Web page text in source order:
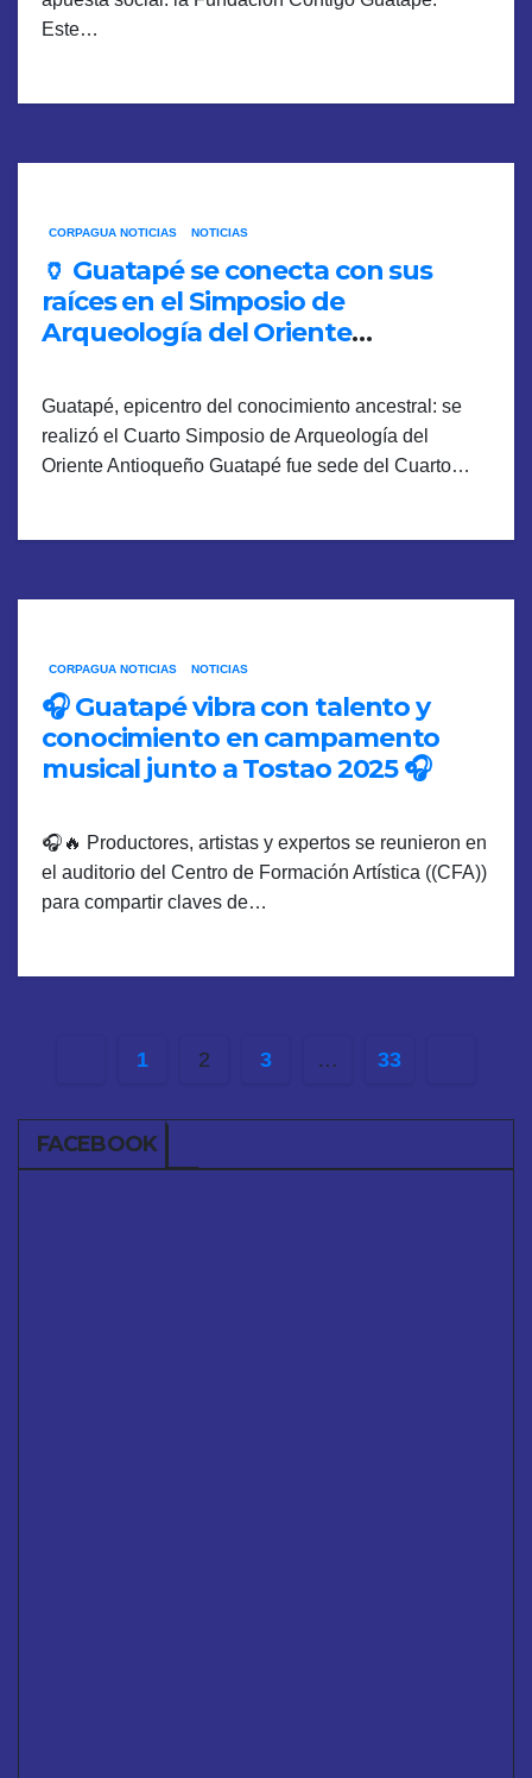
Este…
CORPAGUA NOTICIAS NOTICIAS
🏺 Guatapé se conecta con sus
raíces en el Simposio de
Arqueología del Oriente
Guatapé, epicentro del conocimiento ancestral: se
realizó el Cuarto Simposio de Arqueología del
Oriente Antioqueño Guatapé fue sede del Cuarto…
CORPAGUA NOTICIAS NOTICIAS
🎧 Guatapé vibra con talento y
conocimiento en campamento
musical junto a Tostao 2025 🎧
🎧🔥 Productores, artistas y expertos se reunieron en
el auditorio del Centro de Formación Artística ((CFA))
para compartir claves de…
Paginación
de
entradas
1 2 3 … 33
FACEBOOK